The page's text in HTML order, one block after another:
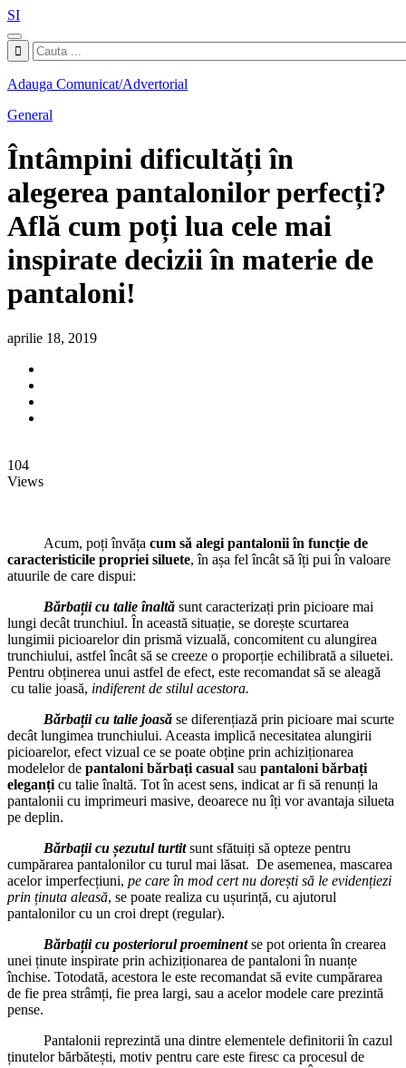
SI
Adauga Comunicat/Advertorial
General
Întâmpini dificultăți în
alegerea pantalonilor perfecți?
Află cum poți lua cele mai
inspirate decizii în materie de
pantaloni!
aprilie 18, 2019
104
Views
Acum, poți învăța cum să alegi pantalonii în funcție de
caracteristicile propriei siluete, în așa fel încât să îți pui în valoare
atuurile de care dispui:
Bărbații cu talie înaltă sunt caracterizați prin picioare mai
lungi decât trunchiul. În această situație, se dorește scurtarea
lungimii picioarelor din prismă vizuală, concomitent cu alungirea
trunchiului, astfel încât să se creeze o proporție echilibrată a siluetei.
Pentru obținerea unui astfel de efect, este recomandat să se aleagă
cu talie joasă, indiferent de stilul acestora.
Bărbații cu talie joasă se diferențiază prin picioare mai scurte
decât lungimea trunchiului. Aceasta implică necesitatea alungirii
picioarelor, efect vizual ce se poate obține prin achiziționarea
modelelor de pantaloni bărbați casual sau pantaloni bărbați
eleganți cu talie înaltă. Tot în acest sens, indicat ar fi să renunți la
pantalonii cu imprimeuri masive, deoarece nu îți vor avantaja silueta
pe deplin.
Bărbații cu șezutul turtitsunt sfătuiți să opteze pentru
cumpărarea pantalonilor cu turul mai lăsat. De asemenea, mascarea
acelor imperfecțiuni, pe care în mod cert nu dorești să le evidențiezi
prin ținuta aleasă, se poate realiza cu ușurință, cu ajutorul
pantalonilor cu un croi drept (regular).
Bărbații cu posteriorul proeminentse pot orienta în crearea
unei ținute inspirate prin achiziționarea de pantaloni în nuanțe
închise. Totodată, acestora le este recomandat să evite cumpărarea
de fie prea strâmți, fie prea largi, sau a acelor modele care prezintă
pense.
Pantalonii reprezintă una dintre elementele definitorii în cazul
ținutelor bărbătești, motiv pentru care este firesc ca procesul de